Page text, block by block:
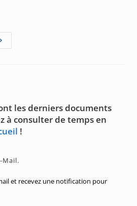
Le
les derniers documents
à consulter de temps en
!
Mail.
et recevez une notification pour